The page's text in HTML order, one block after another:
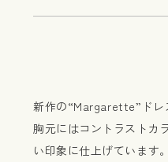
新作の“Margarette”ドレ
胸元にはコントラストカ
い印象に仕上げています。